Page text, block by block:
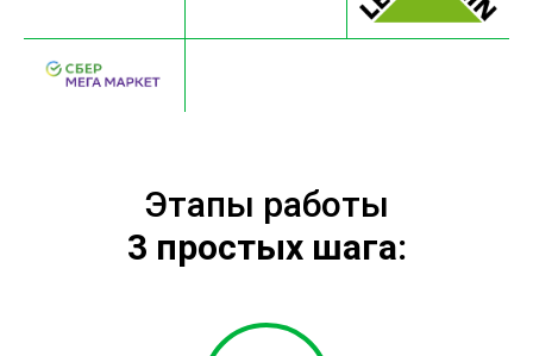
Этапы работы
3 простых шага: